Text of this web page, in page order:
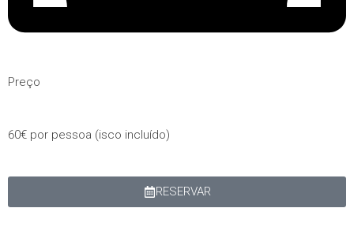
Preço
60€ por pessoa (isco incluído)
RESERVAR